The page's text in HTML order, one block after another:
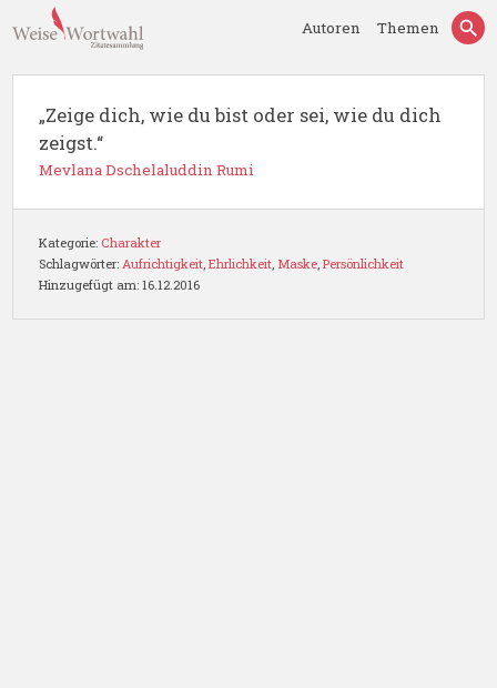
Autoren Themen
„Zeige dich, wie du bist oder sei, wie du dich
zeigst.“
Mevlana Dschelaluddin Rumi
Kategorie: Charakter
Schlagwörter: Aufrichtigkeit, Ehrlichkeit, Maske, Persönlichkeit
Hinzugefügt am: 16.12.2016